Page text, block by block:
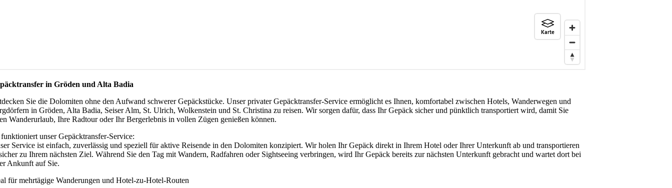
in Gröden und Alta Badia
Sie die Dolomiten ohne den Aufwand schwerer Gepäckstücke. Unser privater Gepäcktransfer-Service ermöglicht es Ihnen, komfortabel zwischen Hotels, Wanderwegen und
in Gröden, Alta Badia, Seiser Alm, St. Ulrich, Wolkenstein und St. Christina zu reisen. Wir sorgen dafür, dass Ihr Gepäck sicher und pünktlich transportiert wird, damit Sie
Wanderurlaub, Ihre Radtour oder Ihr Bergerlebnis in vollen Zügen genießen können.
unser Gepäcktransfer-Service:
Service ist einfach, zuverlässig und speziell für aktive Reisende in den Dolomiten konzipiert. Wir holen Ihr Gepäck direkt in Ihrem Hotel oder Ihrer Unterkunft ab und transportieren
zu Ihrem nächsten Ziel. Während Sie den Tag mit Wandern, Radfahren oder Sightseeing verbringen, wird Ihr Gepäck bereits zur nächsten Unterkunft gebracht und wartet dort bei
Ankunft auf Sie.
für mehrtägige Wanderungen und Hotel-zu-Hotel-Routen